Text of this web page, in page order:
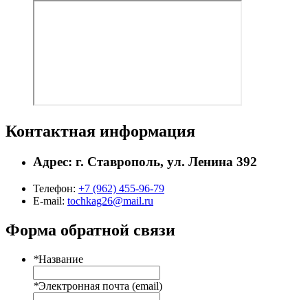
Контактная информация
Адрес: г. Ставрополь, ул. Ленина 392
Телефон: +7 (962) 455-96-79
E-mail: tochkag26@mail.ru
Форма обратной связи
*Название
*Электронная почта (email)